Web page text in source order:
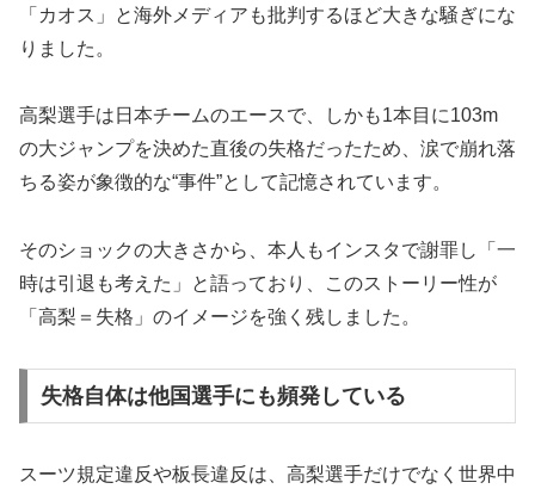
「カオス」と海外メディアも批判するほど大きな騒ぎにな
りました。
高梨選手は日本チームのエースで、しかも1本目に103m
の大ジャンプを決めた直後の失格だったため、涙で崩れ落
ちる姿が象徴的な“事件”として記憶されています。
そのショックの大きさから、本人もインスタで謝罪し「一
時は引退も考えた」と語っており、このストーリー性が
「高梨＝失格」のイメージを強く残しました。
失格自体は他国選手にも頻発している
スーツ規定違反や板長違反は、高梨選手だけでなく世界中